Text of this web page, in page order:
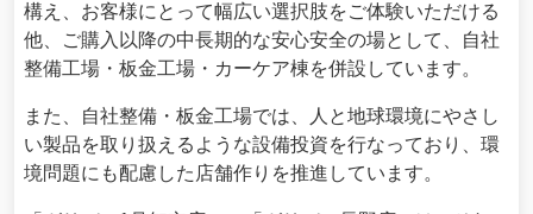
構え、お客様にとって幅広い選択肢をご体験いただける
他、ご購入以降の中長期的な安心安全の場として、自社
整備工場・板金工場・カーケア棟を併設しています。
また、自社整備・板金工場では、人と地球環境にやさし
い製品を取り扱えるような設備投資を行なっており、環
境問題にも配慮した店舗作りを推進しています。